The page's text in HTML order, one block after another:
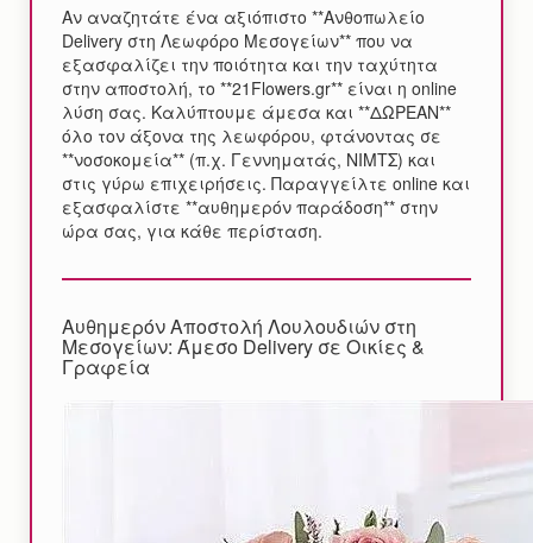
Αν αναζητάτε ένα αξιόπιστο **Ανθοπωλείο
Delivery στη Λεωφόρο Μεσογείων** που να
εξασφαλίζει την ποιότητα και την ταχύτητα
στην αποστολή, το **21Flowers.gr** είναι η online
λύση σας. Καλύπτουμε άμεσα και **ΔΩΡΕΑΝ**
όλο τον άξονα της λεωφόρου, φτάνοντας σε
**νοσοκομεία** (π.χ. Γεννηματάς, ΝΙΜΤΣ) και
στις γύρω επιχειρήσεις. Παραγγείλτε online και
εξασφαλίστε **αυθημερόν παράδοση** στην
ώρα σας, για κάθε περίσταση.
Αυθημερόν Αποστολή Λουλουδιών στη
Μεσογείων: Άμεσο Delivery σε Οικίες &
Γραφεία